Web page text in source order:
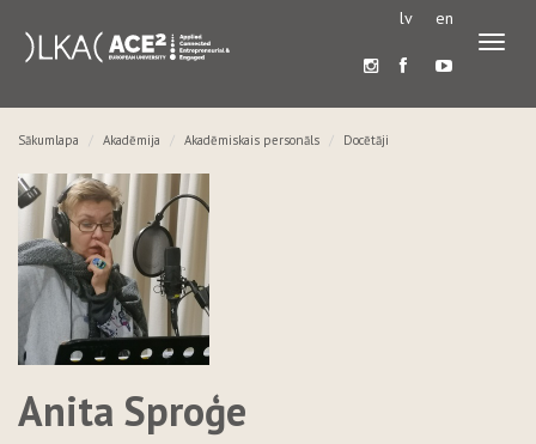
lv en
Sākumlapa Akadēmija Akadēmiskais personāls Docētāji
Anita Sproģe